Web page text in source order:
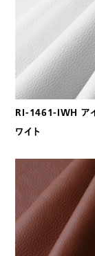
RI-1461-IWH ア
ワイト